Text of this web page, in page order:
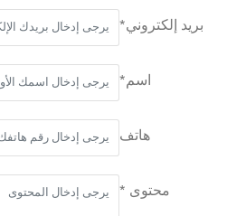
بريد إلكتروني*
اسم*
هاتف
محتوى *